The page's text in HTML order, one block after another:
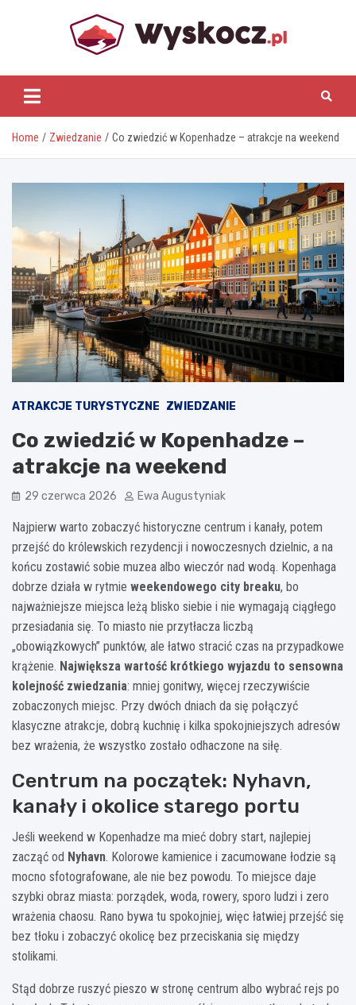
www.wyskocz.pl
Home Zwiedzanie Co zwiedzić w Kopenhadze – atrakcje na weekend
ATRAKCJE TURYSTYCZNE ZWIEDZANIE
Co zwiedzić w Kopenhadze –
atrakcje na weekend
29 czerwca 2026 Ewa Augustyniak
Najpierw warto zobaczyć historyczne centrum i kanały, potem
przejść do królewskich rezydencji i nowoczesnych dzielnic, a na
końcu zostawić sobie muzea albo wieczór nad wodą. Kopenhaga
dobrze działa w rytmie weekendowego city breaku, bo
najważniejsze miejsca leżą blisko siebie i nie wymagają ciągłego
przesiadania się. To miasto nie przytłacza liczbą
„obowiązkowych” punktów, ale łatwo stracić czas na przypadkowe
krążenie. Największa wartość krótkiego wyjazdu to sensowna
kolejność zwiedzania: mniej gonitwy, więcej rzeczywiście
zobaczonych miejsc. Przy dwóch dniach da się połączyć
klasyczne atrakcje, dobrą kuchnię i kilka spokojniejszych adresów
bez wrażenia, że wszystko zostało odhaczone na siłę.
Centrum na początek: Nyhavn,
kanały i okolice starego portu
Jeśli weekend w Kopenhadze ma mieć dobry start, najlepiej
zacząć od Nyhavn. Kolorowe kamienice i zacumowane łodzie są
mocno sfotografowane, ale nie bez powodu. To miejsce daje
szybki obraz miasta: porządek, woda, rowery, sporo ludzi i zero
wrażenia chaosu. Rano bywa tu spokojniej, więc łatwiej przejść się
bez tłoku i zobaczyć okolicę bez przeciskania się między
stolikami.
Stąd dobrze ruszyć pieszo w stronę centrum albo wybrać rejs po